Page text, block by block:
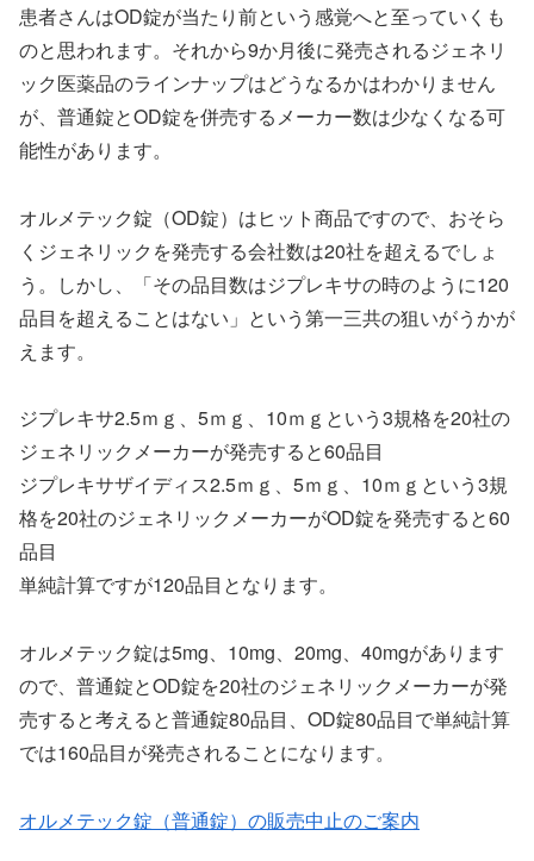
患者さんはOD錠が当たり前という感覚へと至っていくも
のと思われます。それから9か月後に発売されるジェネリ
ック医薬品のラインナップはどうなるかはわかりません
が、普通錠とOD錠を併売するメーカー数は少なくなる可
能性があります。
オルメテック錠（OD錠）はヒット商品ですので、おそら
くジェネリックを発売する会社数は20社を超えるでしょ
う。しかし、「その品目数はジプレキサの時のように120
品目を超えることはない」という第一三共の狙いがうかが
えます。
ジプレキサ2.5ｍｇ、5ｍｇ、10ｍｇという3規格を20社の
ジェネリックメーカーが発売すると60品目
ジプレキサザイディス2.5ｍｇ、5ｍｇ、10ｍｇという3規
格を20社のジェネリックメーカーがOD錠を発売すると60
品目
単純計算ですが120品目となります。
オルメテック錠は5mg、10mg、20mg、40mgがあります
ので、普通錠とOD錠を20社のジェネリックメーカーが発
売すると考えると普通錠80品目、OD錠80品目で単純計算
では160品目が発売されることになります。
オルメテック錠（普通錠）の販売中止のご案内